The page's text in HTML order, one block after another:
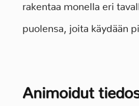
rakentaa monella eri
puolensa, joita käydään
Animoidut